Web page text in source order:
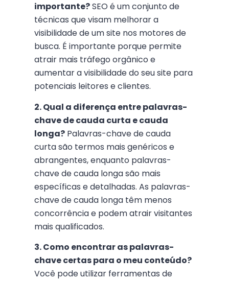
importante?SEO é um conjunto de
técnicas que visam melhorar a
visibilidade de um site nos motores de
busca. É importante porque permite
atrair mais tráfego orgânico e
aumentar a visibilidade do seu site para
potenciais leitores e clientes.
2. Qual a diferença entre palavras-
chave de cauda curta e cauda
longa? Palavras-chave de cauda
curta são termos mais genéricos e
abrangentes, enquanto palavras-
chave de cauda longa são mais
específicas e detalhadas. As palavras-
chave de cauda longa têm menos
concorrência e podem atrair visitantes
mais qualificados.
3. Como encontrar as palavras-
chave certas para o meu conteúdo?
Você pode utilizar ferramentas de